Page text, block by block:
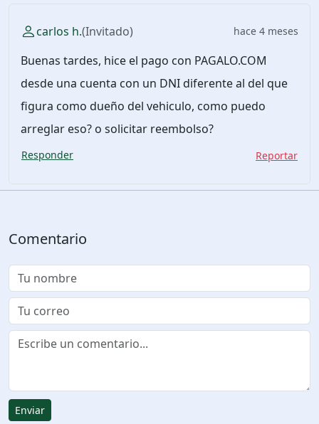
carlos h.(Invitado) hace 4 meses
Buenas tardes, hice el pago con PAGALO.COM
desde una cuenta con un DNI diferente al del que
figura como dueño del vehiculo, como puedo
arreglar eso? o solicitar reembolso?
Responder Reportar
Comentario
Enviar